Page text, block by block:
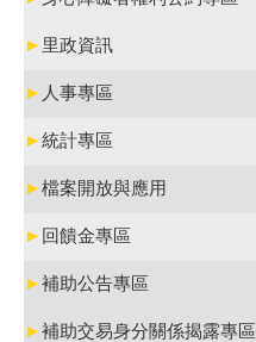
► 里政資訊
► 人事專區
►統計專區
►檔案開放與應用
► 回饋金專區
►補助公告專區
►補助交易身分關係揭露專區